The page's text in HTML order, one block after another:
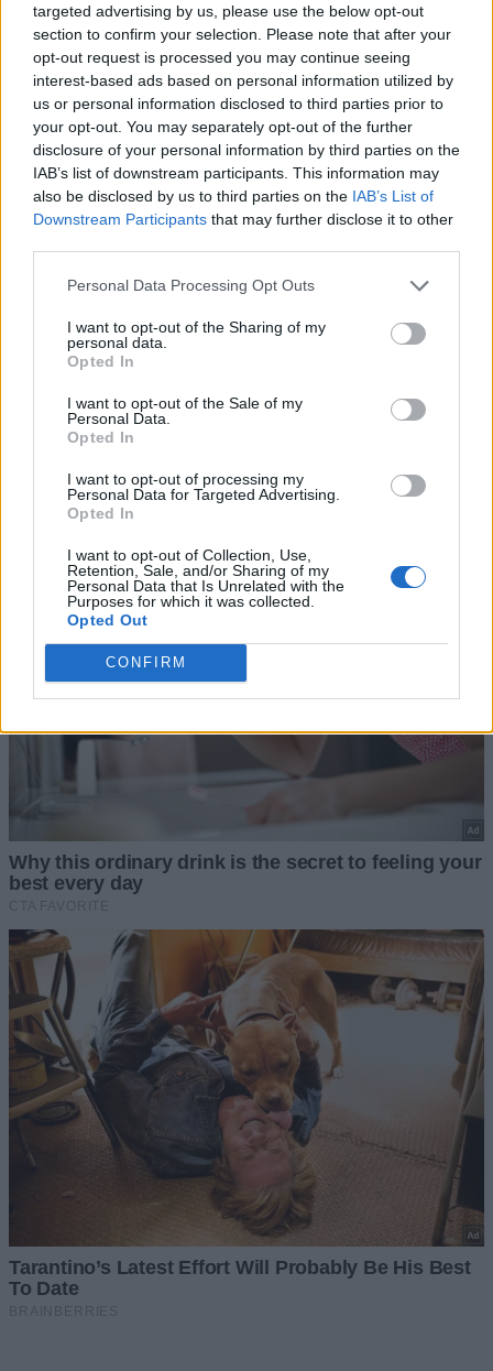
targeted advertising by us, please use the below opt-out
section to confirm your selection. Please note that after your
opt-out request is processed you may continue seeing
interest-based ads based on personal information utilized by
us or personal information disclosed to third parties prior to
your opt-out. You may separately opt-out of the further
disclosure of your personal information by third parties on the
IAB’s list of downstream participants. This information may
also be disclosed by us to third parties on the IAB’s List of
Downstream Participants that may further disclose it to other
Personal Data Processing Opt Outs
I want to opt-out of the Sharing of my
personal data.
Opted In
I want to opt-out of the Sale of my
Personal Data.
Opted In
I want to opt-out of processing my
Personal Data for Targeted Advertising.
Opted In
I want to opt-out of Collection, Use,
Retention, Sale, and/or Sharing of my
Personal Data that Is Unrelated with the
Purposes for which it was collected.
Opted Out
CONFIRM